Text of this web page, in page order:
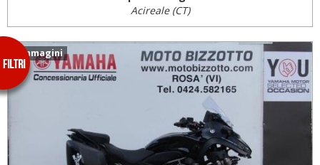
Acireale (CT)
5 immagini